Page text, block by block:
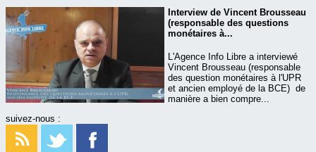
Interview de Vincent Brousseau
(responsable des questions
monétaires à...
L'Agence Info Libre a interviewé
Vincent Brousseau (responsable
des question monétaires à l'UPR
et ancien employé de la BCE) de
manière a bien compre...
suivez-nous :